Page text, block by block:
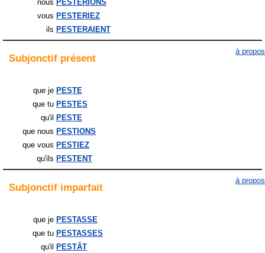
nous PESTERIONS
vous PESTERIEZ
ils PESTERAIENT
Subjonctif présent
à propos
que je PESTE
que tu PESTES
qu'il
PESTE
que nous PESTIONS
que vous PESTIEZ
qu'ils PESTENT
Subjonctif imparfait
à propos
que je PESTASSE
que tu PESTASSES
qu'il
PESTÂT